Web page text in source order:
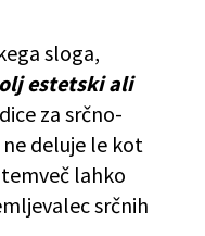
sloga,
estetski ali
za srčno-
deluje le kot
lahko
srčnih